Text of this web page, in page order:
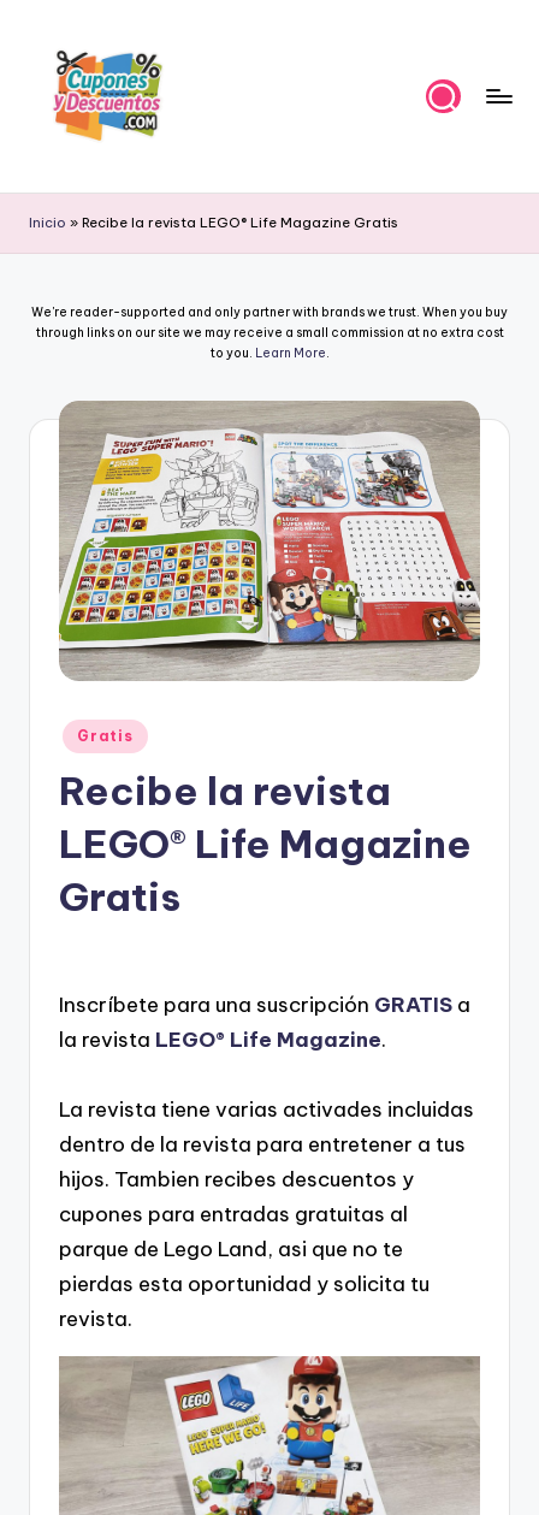
content
u
p
o
n
s
D
estas
y
descuentos
Inicio » Recibe la revista LEGO® Life Magazine Gratis
We're reader-supported and only partner with brands we trust. When you buy
through links on our site we may receive a small commission at no extra cost
to you. Learn More.
Posted
in
Gratis
Recibe la revista
LEGO® Life Magazine
Gratis
Inscríbete para una suscripción GRATIS a
la revista LEGO® Life Magazine.
La revista tiene varias activades incluidas
dentro de la revista para entretener a tus
hijos. Tambien recibes descuentos y
cupones para entradas gratuitas al
parque de Lego Land, asi que no te
pierdas esta oportunidad y solicita tu
revista.